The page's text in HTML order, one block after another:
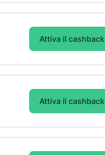
Attiva il cashback
Attiva il cashback